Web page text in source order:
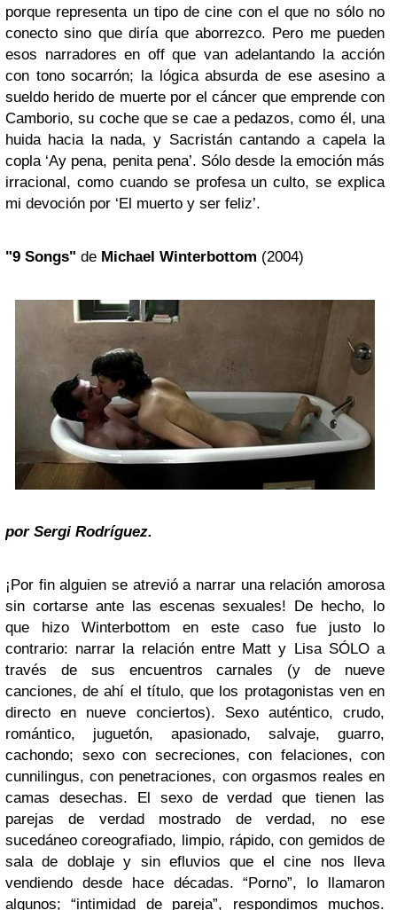
porque representa un tipo de cine con el que no sólo no
conecto sino que diría que aborrezco. Pero me pueden
esos narradores en off que van adelantando la acción
con tono socarrón; la lógica absurda de ese asesino a
sueldo herido de muerte por el cáncer que emprende con
Camborio, su coche que se cae a pedazos, como él, una
huida hacia la nada, y Sacristán cantando a capela la
copla ‘Ay pena, penita pena’. Sólo desde la emoción más
irracional, como cuando se profesa un culto, se explica
mi devoción por ‘El muerto y ser feliz’.
"9 Songs" de Michael Winterbottom (2004)
por Sergi Rodríguez.
¡Por fin alguien se atrevió a narrar una relación amorosa
sin cortarse ante las escenas sexuales! De hecho, lo
que hizo Winterbottom en este caso fue justo lo
contrario: narrar la relación entre Matt y Lisa SÓLO a
través de sus encuentros carnales (y de nueve
canciones, de ahí el título, que los protagonistas ven en
directo en nueve conciertos). Sexo auténtico, crudo,
romántico, juguetón, apasionado, salvaje, guarro,
cachondo; sexo con secreciones, con felaciones, con
cunnilingus, con penetraciones, con orgasmos reales en
camas desechas. El sexo de verdad que tienen las
parejas de verdad mostrado de verdad, no ese
sucedáneo coreografiado, limpio, rápido, con gemidos de
sala de doblaje y sin efluvios que el cine nos lleva
vendiendo desde hace décadas. “Porno”, lo llamaron
algunos; “intimidad de pareja”, respondimos muchos.